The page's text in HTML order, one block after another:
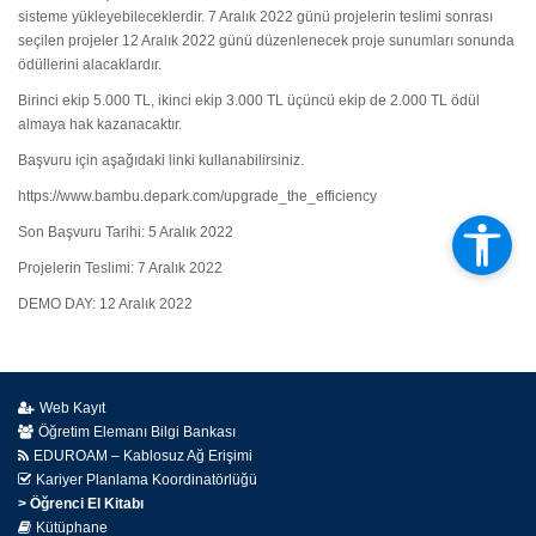
sisteme yükleyebileceklerdir. 7 Aralık 2022 günü projelerin teslimi sonrası
seçilen projeler 12 Aralık 2022 günü düzenlenecek proje sunumları sonunda
ödüllerini alacaklardır.
Birinci ekip 5.000 TL, ikinci ekip 3.000 TL üçüncü ekip de 2.000 TL ödül
almaya hak kazanacaktır.
Başvuru için aşağıdaki linki kullanabilirsiniz.
https://www.bambu.depark.com/upgrade_the_efficiency
Son Başvuru Tarihi: 5 Aralık 2022
Projelerin Teslimi: 7 Aralık 2022
DEMO DAY: 12 Aralık 2022
Web Kayıt
Öğretim Elemanı Bilgi Bankası
EDUROAM – Kablosuz Ağ Erişimi
Kariyer Planlama Koordinatörlüğü
> Öğrenci El Kitabı
Kütüphane